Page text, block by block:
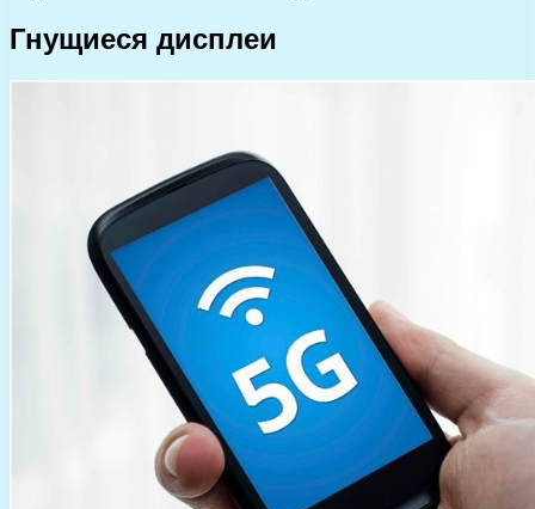
Гнущиеся дисплеи